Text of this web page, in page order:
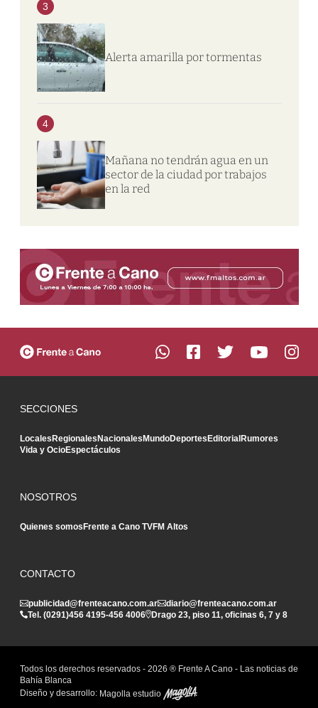
3
Alerta amarilla por tormentas
4
Mañana no tendrán agua en un
sector de la ciudad por trabajos
en la red
SECCIONES
Locales Regionales Nacionales MundoDeportes Editorial Rumores
Vida y OcioEspectáculos
NOSOTROS
Quienes somos Frente a Cano TVFM Altos
CONTACTO
publicidad@frenteacano.com.ar
diario@frenteacano.com.ar
Tel. (0291)456 4195-456 4006 Drago 23, piso 11, oficinas 6, 7 y 8
Todos los derechos reservados - 2026 ® Frente A Cano - Las noticias de
Bahía Blanca
Diseño y desarrollo: Magolla estudio